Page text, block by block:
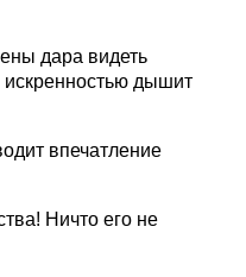
дара видеть
искренностью дышит
впечатление
Ничто его не